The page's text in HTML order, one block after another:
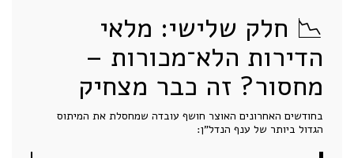
📉 חלק שלישי: מלאי
הדירות הלא־מכורות –
מחסור? זה כבר מצחיק
בחודשים האחרונים האוצר חושף עובדה שמחסלת את המיתוס
הגדול ביותר של ענף הנדל"ן: